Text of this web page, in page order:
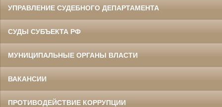
УПРАВЛЕНИЕ СУДЕБНОГО ДЕПАРТАМЕНТА
СУДЫ СУБЪЕКТА РФ
МУНИЦИПАЛЬНЫЕ ОРГАНЫ ВЛАСТИ
ВАКАНСИИ
ПРОТИВОДЕЙСТВИЕ КОРРУПЦИИ